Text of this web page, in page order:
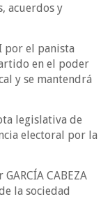
acuerdos y
por el panista
en el poder
y se mantendrá
legislativa de
electoral por la
CABEZA
la sociedad